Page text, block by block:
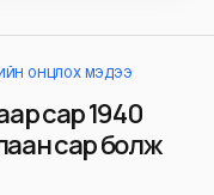
ОНЦЛОХ МЭДЭЭ
сар 1940
сар болж